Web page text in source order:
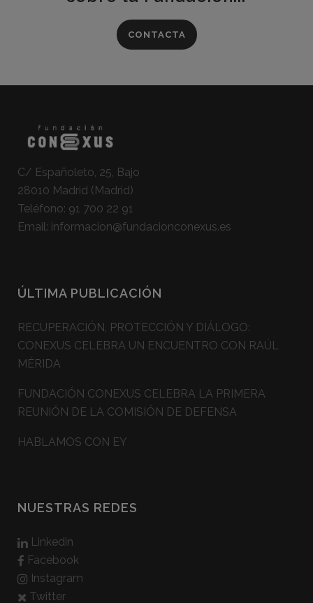
CONTACTA
C/ Españoleto, 25, Bajo
28010 Madrid (Madrid)
Teléfono: 91 700 22 91
Email: informacion@fundacionconexus.es
ÚLTIMA PUBLICACIÓN
RECUPERACIÓN, PROTECCIÓN Y DIÁLOGO:
CONEXUS CELEBRA UN ENCUENTRO CON RAÚL
MÉRIDA
FUNDACIÓN CONEXUS CELEBRA LA PRIMERA
REUNIÓN DE LA COMISIÓN DE DEFENSA
HABLAMOS CON EY
NUESTRAS REDES
Linkedin
Facebook
Instagram
Twitter